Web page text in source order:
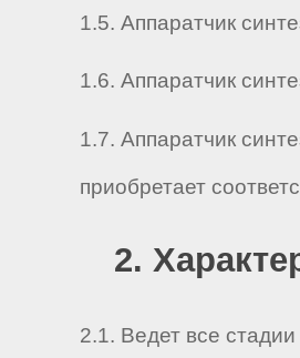
1.5. Аппаратчик
1.6. Аппаратчик
1.7. Аппаратчик
приобретает
2.
2.1. Ведет все